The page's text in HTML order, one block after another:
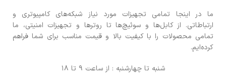
ما در اینجا تمامی تجهیزات مورد نیاز شبکه‌های کامپیوتری و
ارتباطاتی. از کابل‌ها و سوئیچ‌ها تا روترها و تجهیزات امنیتی، ما
تمامی محصولات را با کیفیت بالا و قیمت مناسب برای شما فراهم
کرده‌ایم.
شنبه تا چهارشنبه : از ساعت 9 تا 18